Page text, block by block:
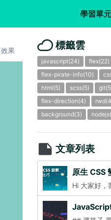
學習單元
果 標籤雲
javascript(24) flex(22)
flex-pirate-info(10)
html(5)
scss(5)
flex-direction(4)
background(3)
文章列表